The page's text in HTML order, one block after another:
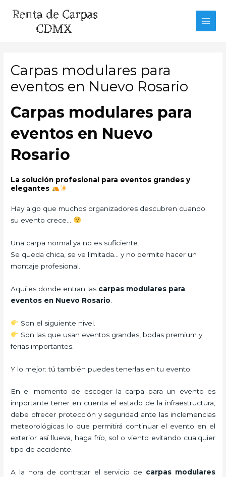
Carpas modulares para
eventos en Nuevo Rosario
Carpas modulares para
eventos en Nuevo
Rosario
La solución profesional para eventos grandes y
elegantes
Hay algo que muchos organizadores descubren cuando
su evento crece…
Una carpa normal ya no es suficiente.
Se queda chica, se ve limitada… y no permite hacer un
montaje profesional.
Aquí es donde entran las carpas modulares para
eventos en Nuevo Rosario
Son el siguiente nivel.
Son las que usan eventos grandes, bodas premium y
ferias importantes.
Y lo mejor: tú también puedes tenerlas en tu evento.
En el momento de escoger la carpa para un evento es
importante tener en cuenta el estado de la infraestructura,
debe ofrecer protección y seguridad ante las inclemencias
meteorológicas lo que permitirá continuar el evento en el
exterior así llueva, haga frío, sol o viento evitando cualquier
tipo de accidente.
A la hora de contratar el servicio de carpas modulares